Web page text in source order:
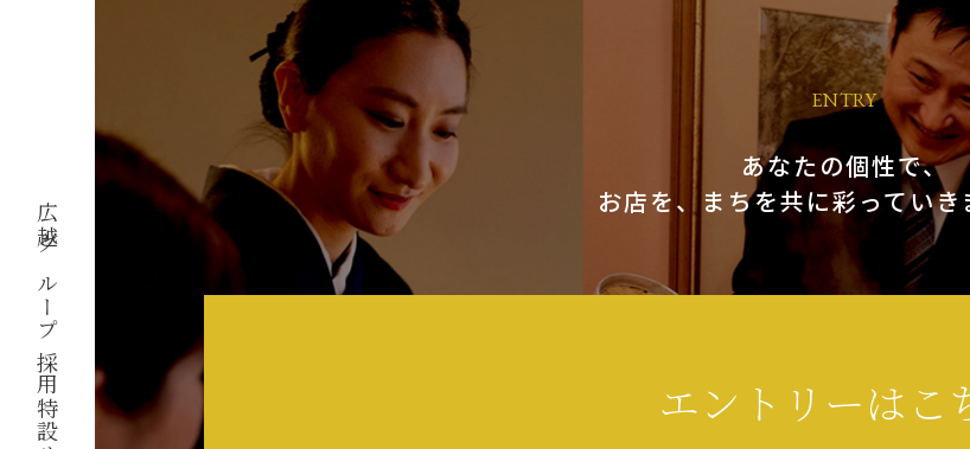
広越グループ 採用特設サイト
採用サイトトップ
おもてなしがつくる未来
ヒロコシのビジネス
ENTRY
あなたの個性で、
お店を、まちを共に彩ってい
エントリーはこ